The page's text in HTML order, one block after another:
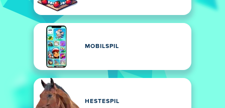
MOBILSPIL
HESTESPIL